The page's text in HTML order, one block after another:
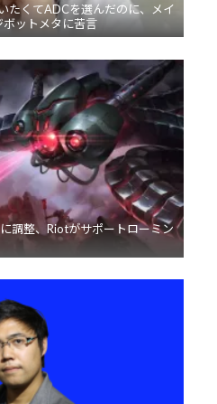
たくてADCを選んだのに、メイ
ットメタに苦言
調整、Riotがサポートローミン